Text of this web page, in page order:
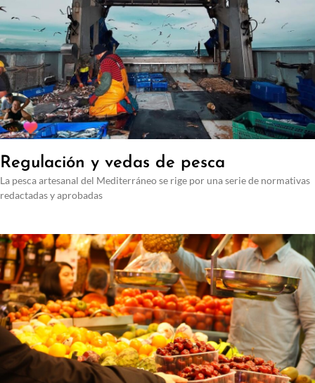
Regulación y vedas de pesca
La pesca artesanal del Mediterráneo se rige por una serie de normativas
redactadas y aprobadas